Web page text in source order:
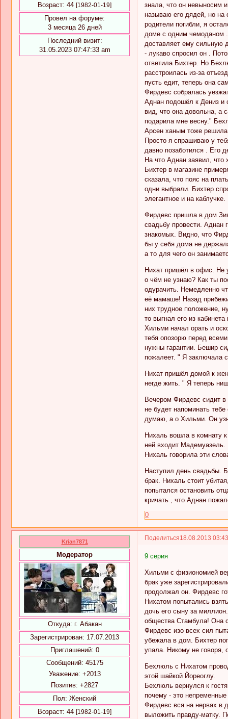
Возраст: 44 [1982-01-19]
Провел на форуме:
3 месяца 26 дней
Последний визит:
31.05.2023 07:47:33 am
знала, что он невыносим
называю его дядей, но
родители погибли, я
доме с одним чемоданом
доставляет ему сильную
- лукаво спросил он .
ответила Бихтер. Но
расстроилась из-за
пусть едит, теперь она
Фирдевс собралась
Аднан подошёл к Дениз и
вид, что она довольна, а
подарила мне весну."
Арсен ханым тоже решила
Просто я спрашиваю у
давно позаботился . Его
На что Аднан заявил, что
Бихтер в магазине
сказала, что пояс на
одни выбрали. Бихтер
элегантное и на
Фирдевс пришла в дом
свадьбу провести. Аднан
знакомых. Видно, что
бы у себя дома не
а то для чего он
Нихат пришёл в офис. Не
о чём не узнаю? Как ты
одурачить. Немедленно
её мамаше! Назад
них трудное положение,
то выгнал его из
Хильми начал орать и
тебя опозорю перед
нужны гарантии. Бешир
пожалеет. " Я заключала
Нихат пришёл домой к
негде жить. " Я теперь
Вечером Фирдевс сидит
не будет напоминать
думаю, а о Хильми. Он
Нихаль вошла в комнату
ней входит Мадемуазель.
Нихаль говорила эти
Наступил день свадьбы.
брак. Нихаль стоит
попытался остановить
кричать , что Аднан
0
Поделиться18.08.2013
Krian7871
Модератор
Откуда: г. Абакан
Зарегистрирован: 17.07.2013
Приглашений: 0
Сообщений: 45175
Уважение: +2013
Позитив: +2827
Пол: Женский
Возраст: 44 [1982-01-19]
9 серия
Хильми с физиономией
брак уже
продолжал он. Фирдевс
Нихатом попытались
дочь его сыну за
общества Стамбула! Она
Фирдевс изо всех сил
убежала в дом. Бихтер
упала. Никому не говоря,
Бехлюль с Нихатом
этой шайкой Йореоглу.
Бехлюль вернулся к
почему - это
Фирдевс вся на нервах в
выложить правду-матку.